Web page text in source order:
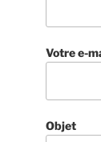
Votre e-
Objet